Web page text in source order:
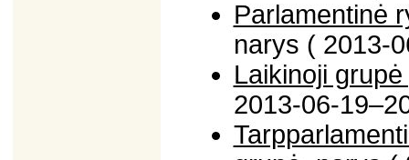
Parlamentinė
narys ( 2013-
Laikinoji
2013-06-